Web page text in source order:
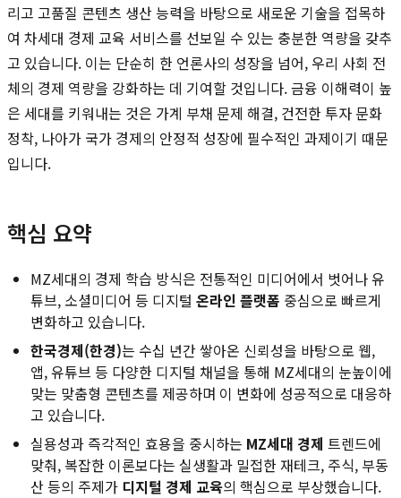
리고 고품질 콘텐츠 생산 능력을 바탕으로 새로운 기술을 접목하
여 차세대 경제 교육 서비스를 선보일 수 있는 충분한 역량을 갖추
고 있습니다. 이는 단순히 한 언론사의 성장을 넘어, 우리 사회 전
체의 경제 역량을 강화하는 데 기여할 것입니다. 금융 이해력이 높
은 세대를 키워내는 것은 가계 부채 문제 해결, 건전한 투자 문화
정착, 나아가 국가 경제의 안정적 성장에 필수적인 과제이기 때문
입니다.
핵심 요약
MZ세대의 경제 학습 방식은 전통적인 미디어에서 벗어나 유
튜브, 소셜미디어 등 디지털 온라인 플랫폼 중심으로 빠르게
변화하고 있습니다.
한국경제(한경)는 수십 년간 쌓아온 신뢰성을 바탕으로 웹,
앱, 유튜브 등 다양한 디지털 채널을 통해 MZ세대의 눈높이에
맞는 맞춤형 콘텐츠를 제공하며 이 변화에 성공적으로 대응하
고 있습니다.
실용성과 즉각적인 효용을 중시하는 MZ세대 경제 트렌드에
맞춰, 복잡한 이론보다는 실생활과 밀접한 재테크, 주식, 부동
산 등의 주제가 디지털 경제 교육의 핵심으로 부상했습니다.